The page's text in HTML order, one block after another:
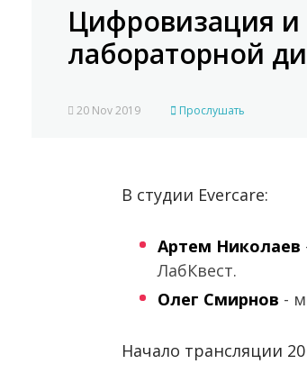
Цифровизация и
лабораторной
20 Nov 2019 Прослушать
В студии Evercare:
Артем Николаев
ЛабКвест.
Олег Смирнов -
Начало трансляции